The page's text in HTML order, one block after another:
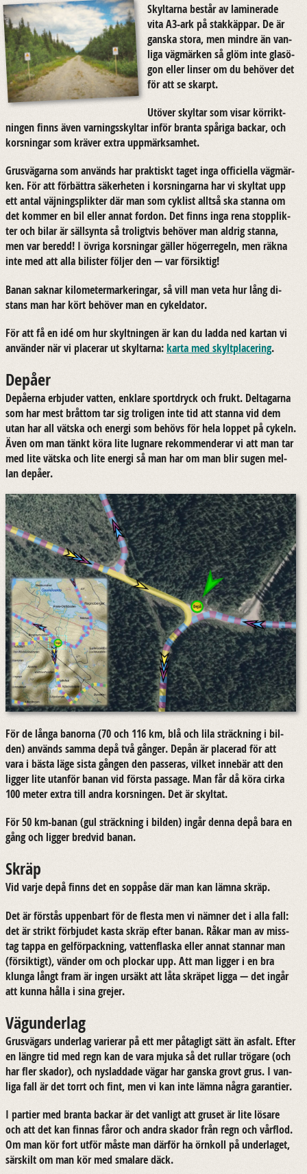
Skyl­tar­na be­står av la­mi­ne­ra­de
vita A3-ark på stak­käp­par. De är
gans­ka stora, men mind­re än van­
li­ga väg­mär­ken så glöm inte glas­ö­
gon eller lin­ser om du be­hö­ver det
för att se skarpt.
Ut­ö­ver skyl­tar som visar kör­rikt­
ning­en finns även var­nings­skyl­tar inför bran­ta spå­ri­ga bac­kar, och
kors­ning­ar som krä­ver extra upp­märk­sam­het.
Grus­vä­gar­na som an­vänds har prak­tiskt taget inga of­fi­ci­el­la väg­mär­
ken. För att för­bätt­ra sä­ker­he­ten i kors­ning­ar­na har vi skyl­tat upp
ett antal väj­nings­plik­ter där man som cy­klist allt­så ska stan­na om
det kom­mer en bil eller annat for­don. Det finns inga rena stopplik­
ter och bilar är säll­syn­ta så tro­ligt­vis be­hö­ver man ald­rig stan­na,
men var be­redd! I öv­ri­ga kors­ning­ar gäl­ler hö­ger­re­geln, men räkna
inte med att alla bi­lis­ter föl­jer den — var för­sik­tig!
Banan sak­nar kilo­me­ter­mar­ke­ring­ar, så vill man veta hur lång di­
stans man har kört be­hö­ver man en cykel­da­tor.
För att få en idé om hur skylt­ning­en är kan du ladda ned kar­tan vi
an­vän­der när vi pla­ce­rar ut skyl­tar­na:karta med skylt­pla­ce­ring.
Depåer
De­på­er­na er­bju­der vat­ten, enkla­re sport­dryck och frukt. Del­ta­gar­na
som har mest bråt­tom tar sig tro­li­gen inte tid att stan­na vid dem
utan har all väts­ka och ener­gi som be­hövs för hela lop­pet på cy­keln.
Även om man tänkt köra lite lug­na­re re­kom­men­de­rar vi att man tar
med lite väts­ka och lite ener­gi så man har om man blir sugen mel­
lan de­på­er.
För de långa ba­nor­na (70 och 116 km, blå och lila sträck­ning i bil­
den) an­vänds samma depå två gång­er. Depån är pla­ce­rad för att
vara i bästa läge sista gång­en den pas­se­ras, vil­ket in­ne­bär att den
lig­ger lite ut­an­för banan vid förs­ta pas­sage. Man får då köra cirka
100 meter extra till andra kors­ning­en. Det är skyl­tat.
För 50 km-​banan (gul sträck­ning i bil­den) ingår denna depå bara en
gång och lig­ger bred­vid banan.
Skräp
Vid varje depå finns det en sopp­å­se där man kan lämna skräp.
Det är för­stås up­pen­bart för de fles­ta men vi näm­ner det i alla fall:
det är strikt för­bju­det kasta skräp efter banan. Råkar man av miss­
tag tappa en gel­för­pack­ning, vat­ten­flas­ka eller annat stan­nar man
(för­sik­tigt), vän­der om och ploc­kar upp. Att man lig­ger i en bra
klunga långt fram är ingen ur­säkt att låta skrä­pet ligga — det ingår
att kunna hålla i sina gre­jer.
Vägunderlag
Grus­vä­gars un­der­lag va­ri­e­rar på ett mer på­tag­ligt sätt än as­falt. Efter
en läng­re tid med regn kan de vara mjuka så det rul­lar trö­ga­re (och
har fler ska­dor), och nyslad­da­de vägar har gans­ka grovt grus. I van­
li­ga fall är det torrt och fint, men vi kan inte lämna några ga­ran­ti­er.
I par­ti­er med bran­ta bac­kar är det van­ligt att gru­set är lite lö­sa­re
och att det kan fin­nas fåror och andra ska­dor från regn och vår­flod.
Om man kör fort utför måste man där­för ha örn­koll på un­der­la­get,
sär­skilt om man kör med sma­la­re däck.